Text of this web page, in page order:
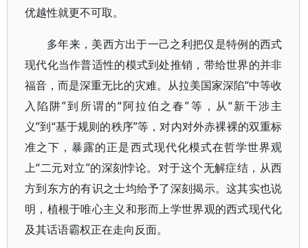
优越性就更不可取。
多年来，美西方出于一己之利把仅是特例的西式
现代化当作普适性的模式到处推销，带给世界的并非
福音，而是深重无比的灾难。从拉美国家深陷“中等收
入陷阱”到所谓的“阿拉伯之春”等，从“新干涉主
义”到“基于规则的秩序”等，对内对外赤裸裸的双重标
准之下，暴露的正是西式现代化模式在哲学世界观
上“二元对立”的深刻悖论。对于这个无解症结，从西
方到东方的有识之士均给予了深刻揭示。这其实也说
明，植根于唯心主义和形而上学世界观的西式现代化
及其话语霸权正在走向反面。